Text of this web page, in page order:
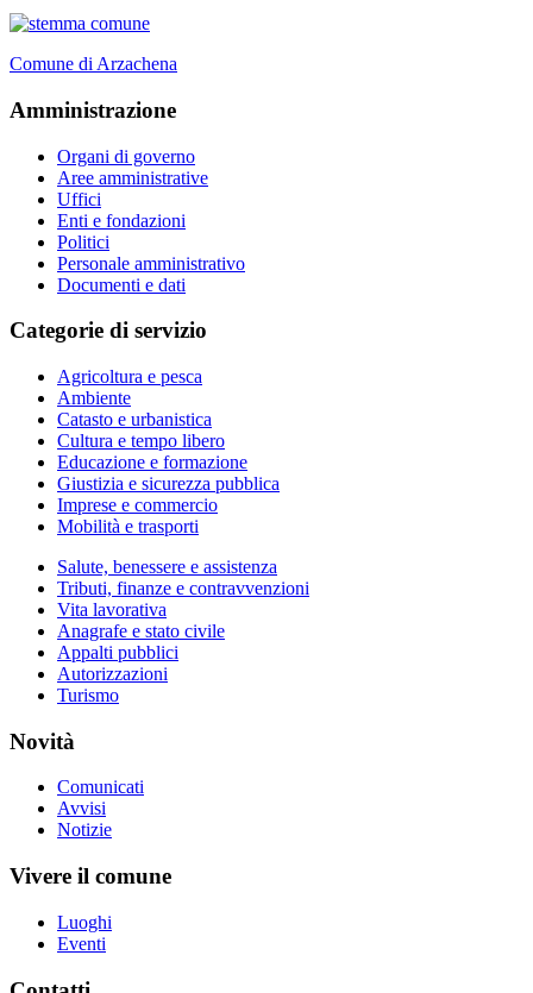
Comune di Arzachena
Amministrazione
Organi di governo
Aree amministrative
Uffici
Enti e fondazioni
Politici
Personale amministrativo
Documenti e dati
Categorie di servizio
Agricoltura e pesca
Ambiente
Catasto e urbanistica
Cultura e tempo libero
Educazione e formazione
Giustizia e sicurezza pubblica
Imprese e commercio
Mobilità e trasporti
Salute, benessere e assistenza
Tributi, finanze e contravvenzioni
Vita lavorativa
Anagrafe e stato civile
Appalti pubblici
Autorizzazioni
Turismo
Novità
Comunicati
Avvisi
Notizie
Vivere il comune
Luoghi
Eventi